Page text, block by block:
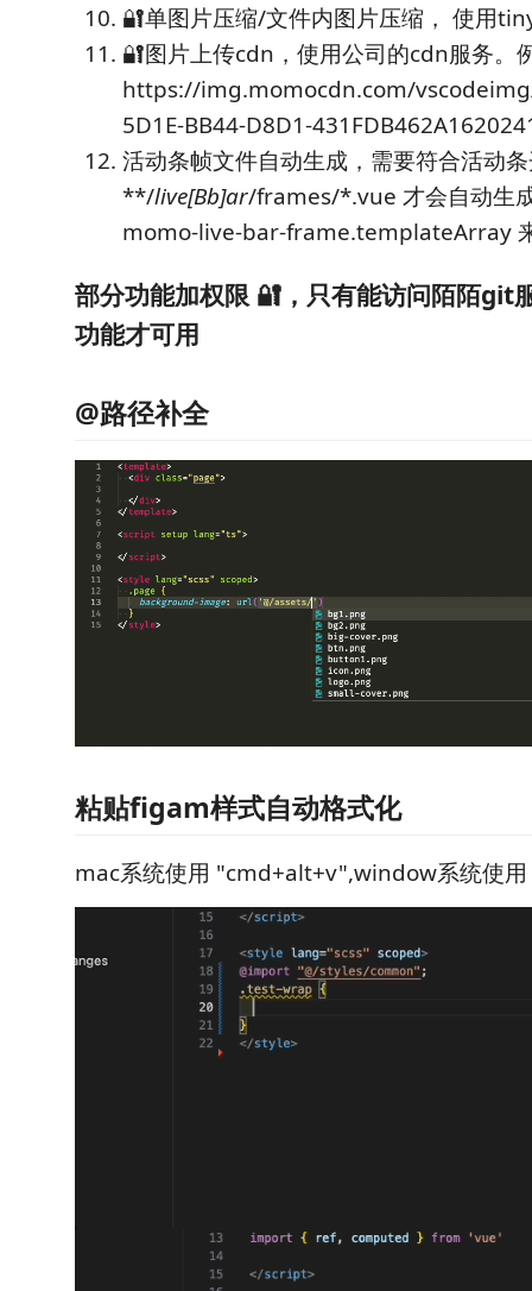
🔐单图片压缩/文件内图片压缩， 使用
🔐图片上传cdn，使用公司的cdn服务。
https://img.momocdn.com/
5D1E-BB44-D8D1-
活动条帧文件自动生成，需要符合活动
**/live[Bb]ar/frames/*.vue 才会自动生
momo-live-bar-frame.templateArray
部分功能加权限 🔐，只有能访问陌陌git
功能才可用
@路径补全
粘贴figam样式自动格式化
mac系统使用 "cmd+alt+v",window系统使